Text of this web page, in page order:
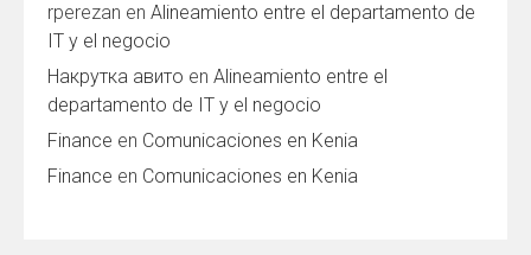
rperezan en Alineamiento entre el departamento de
IT y el negocio
Накрутка авито en Alineamiento entre el
departamento de IT y el negocio
Finance en Comunicaciones en Kenia
Finance en Comunicaciones en Kenia